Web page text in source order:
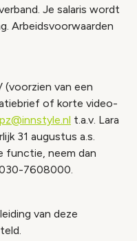
Je salaris wordt
Arbeidsvoorwaarden
(voorzien van een
of korte video-
pz@innstyle.nl t.a.v. Lara
31 augustus a.s.
functie, neem dan
7608000.
van deze